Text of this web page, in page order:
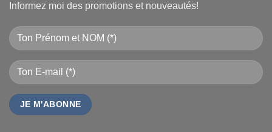
Informez moi des promotions et nouveautés!